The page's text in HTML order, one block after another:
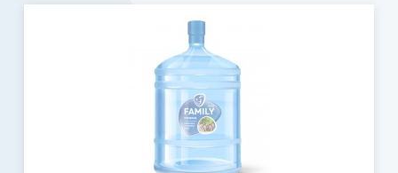
Я ознакомился и согласен с
Временные сроки доставки воды: с 9:00 до
13:00, с 13:00 до 17:00, и с 17:00 до 20:00.
размещенный утром размещается к доставке, как
правило, в тот же день после 13:00 или вечером.
размещенные после 16 часов принимаются к выполнению
на следующий день в удобное для клиента время.